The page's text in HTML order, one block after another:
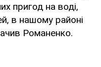
пригод на воді,
в нашому районі
Романенко.